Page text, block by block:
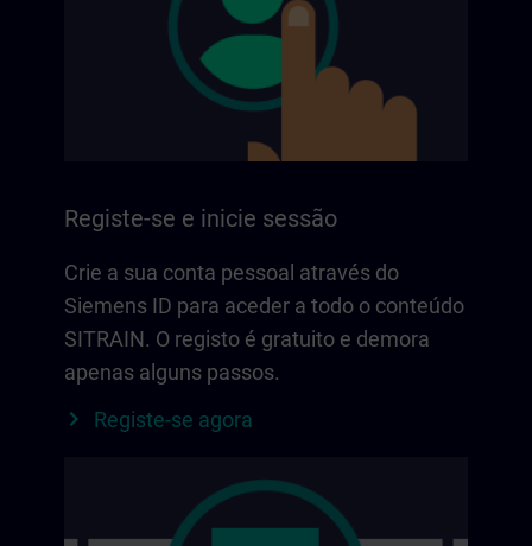
Registe-se e inicie sessão
Crie a sua conta pessoal através do
Siemens ID para aceder a todo o conteúdo
SITRAIN. O registo é gratuito e demora
apenas alguns passos.
Registe-se agora